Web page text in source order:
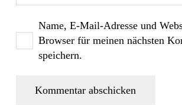
Name, E-Mail-Adresse und
Browser für meinen nächsten
speichern.
Kommentar abschicken